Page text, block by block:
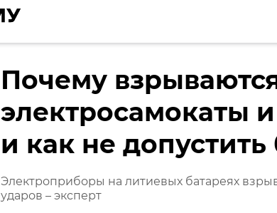
Почему
электросамокаты
и как не
Электроприборы на литиевых батареях
ударов – эксперт